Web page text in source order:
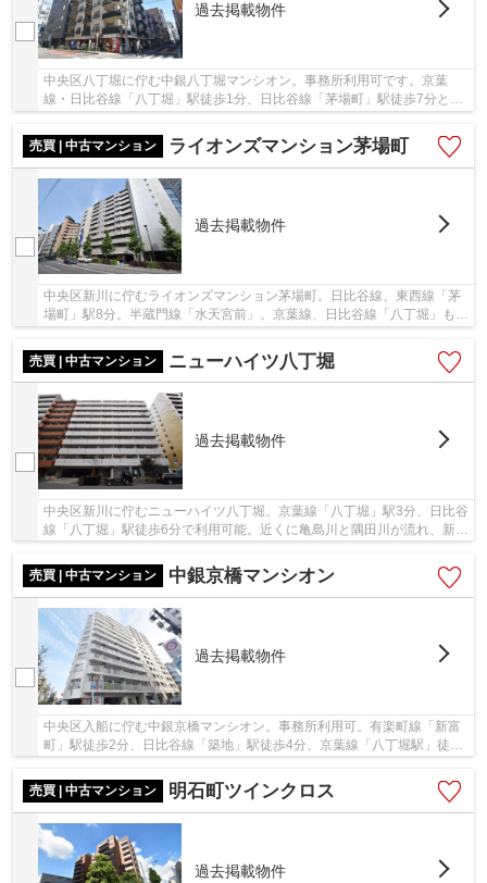
過去掲載物件
中央区八丁堀に佇む中銀八丁堀マンシオン。事務所利用可です。京葉
線・日比谷線「八丁堀」駅徒歩1分、日比谷線「茅場町」駅徒歩7分と通
売買 | 中古マンション
ライオンズマンション茅場町
過去掲載物件
中央区新川に佇むライオンズマンション茅場町。日比谷線、東西線「茅
場町」駅8分。半蔵門線「水天宮前」、京葉線、日比谷線「八丁堀」も利
用可能。昭和54年築、鉄骨鉄筋コンクリート造...
売買 | 中古マンション
ニューハイツ八丁堀
過去掲載物件
中央区新川に佇むニューハイツ八丁堀。京葉線「八丁堀」駅3分、日比谷
線「八丁堀」駅徒歩6分で利用可能。近くに亀島川と隅田川が流れ、新川
売買 | 中古マンション
中銀京橋マンシオン
過去掲載物件
中央区入船に佇む中銀京橋マンシオン。事務所利用可。有楽町線「新富
町」駅徒歩2分、日比谷線「築地」駅徒歩4分、京葉線「八丁堀駅」徒歩
売買 | 中古マンション
明石町ツインクロス
過去掲載物件